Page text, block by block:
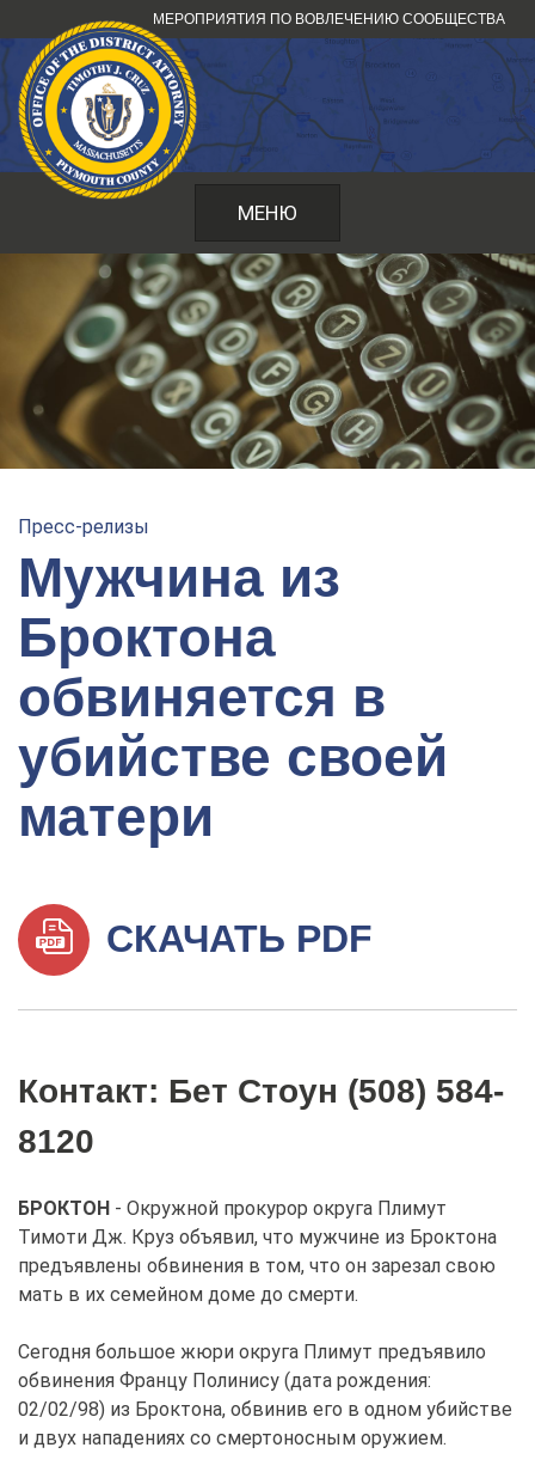
к
содержанию
МЕРОПРИЯТИЯ ПО ВОВЛЕЧЕНИЮ СООБЩЕСТВА
МЕНЮ
Пресс-релизы
Мужчина из
Броктона
обвиняется в
убийстве своей
матери
СКАЧАТЬ PDF
Контакт: Бет Стоун (508) 584-
8120
БРОКТОН - Окружной прокурор округа Плимут
Тимоти Дж. Круз объявил, что мужчине из Броктона
предъявлены обвинения в том, что он зарезал свою
мать в их семейном доме до смерти.
Сегодня большое жюри округа Плимут предъявило
обвинения Францу Полинису (дата рождения:
02/02/98) из Броктона, обвинив его в одном убийстве
и двух нападениях со смертоносным оружием.